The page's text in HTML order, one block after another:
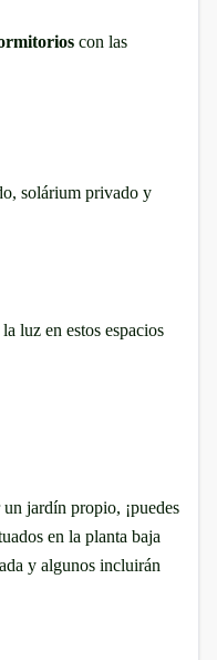
con las
solárium privado y
luz en estos espacios
un jardín propio, ¡puedes
en la planta baja
y algunos incluirán